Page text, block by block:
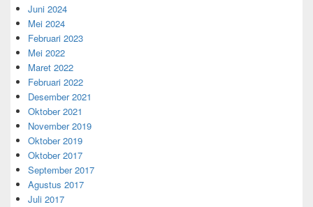
Juni 2024
Mei 2024
Februari 2023
Mei 2022
Maret 2022
Februari 2022
Desember 2021
Oktober 2021
November 2019
Oktober 2019
Oktober 2017
September 2017
Agustus 2017
Juli 2017